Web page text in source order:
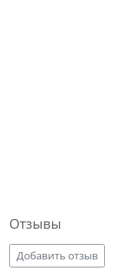
Отзывы
Добавить отзыв